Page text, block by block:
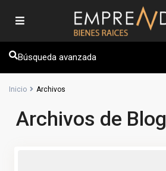
Búsqueda avanzada
Inicio Archivos
Archivos de Blog